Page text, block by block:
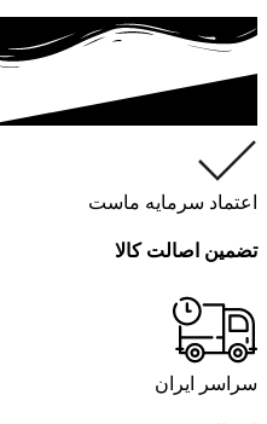
اعتماد سرمایه ماست
تضمین اصالت کالا
سراسر ایران